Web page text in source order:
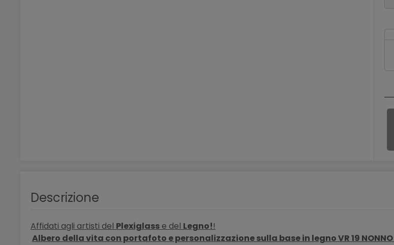
Descrizione
Affidati agli artisti del Plexiglasse del Legno!!
Albero della vita con portafoto e personalizzazione sulla base in legno VR 19 NONNO